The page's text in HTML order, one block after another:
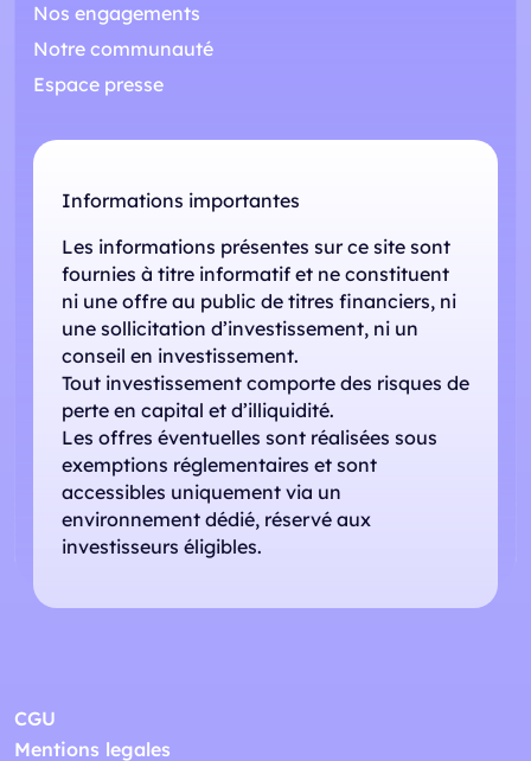
Nos engagements
Notre communauté
Espace presse
Informations importantes
Les informations présentes sur ce site sont
fournies à titre informatif et ne constituent
ni une offre au public de titres financiers, ni
une sollicitation d’investissement, ni un
conseil en investissement.
Tout investissement comporte des risques de
perte en capital et d’illiquidité.
Les offres éventuelles sont réalisées sous
exemptions réglementaires et sont
accessibles uniquement via un
environnement dédié, réservé aux
investisseurs éligibles.
CGU
Mentions legales